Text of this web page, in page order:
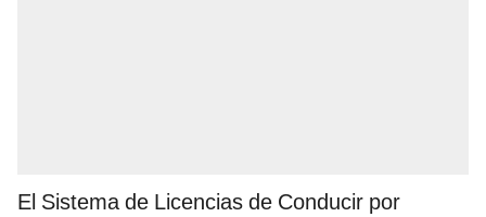
El Sistema de Licencias de Conducir por